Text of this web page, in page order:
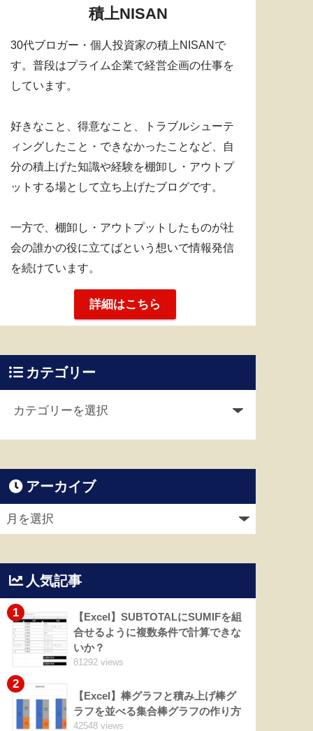
積上NISAN
30代ブロガー・個人投資家の積上NISANで
す。普段はプライム企業で経営企画の仕事を
しています。
好きなこと、得意なこと、トラブルシューテ
ィングしたこと・できなかったことなど、自
分の積上げた知識や経験を棚卸し・アウトプ
ットする場として立ち上げたブログです。
一方で、棚卸し・アウトプットしたものが社
会の誰かの役に立てばという想いで情報発信
を続けています。
詳細はこちら
カテゴリー
アーカイブ